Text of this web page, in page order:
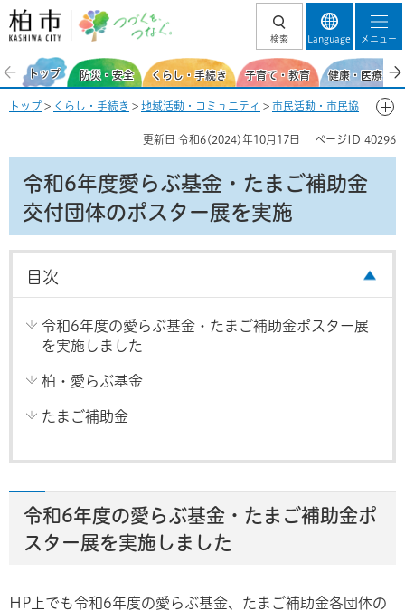
柏市 つづくを、
検索 Language メニュー
トップ 防災・安全 くらし・手続き 子育て・教育 健康・医療・
トップ > くらし・手続き > 地域活動・コミュニティ > 市民活動・市民協
金・たまご補助金交付団体のポスター展を実施
更新日 令和6(2024)年10月17日 ページID 40296
令和6年度愛らぶ基金・たまご補助金
交付団体のポスター展を実施
目次
令和6年度の愛らぶ基金・たまご補助金ポスター展
を実施しました
柏・愛らぶ基金
たまご補助金
令和6年度の愛らぶ基金・たまご補助金ポ
スター展を実施しました
HP上でも令和6年度の愛らぶ基金、たまご補助金各団体の